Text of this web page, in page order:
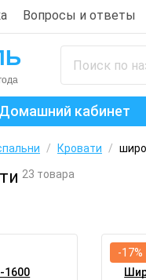
Вопросы и ответы
Домашний кабинет
/ Кровати /
23 товара
1600
-17%